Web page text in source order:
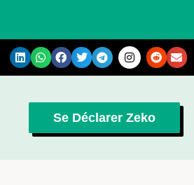
Se Déclarer Zeko